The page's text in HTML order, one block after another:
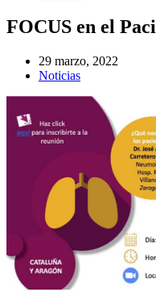
FOCUS en el
29 marzo, 2022
Noticias